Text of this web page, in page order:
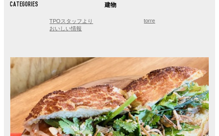
CATEGORIES
TPOスタッフより
おいしい情報
建物
torre